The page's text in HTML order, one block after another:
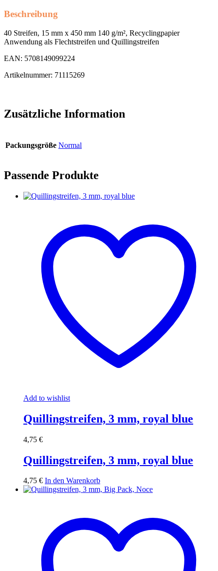
Beschreibung
40 Streifen, 15 mm x 450 mm 140 g/m², Recyclingpapier
Anwendung als Flechtstreifen und Quillingstreifen
EAN: 5708149099224
Artikelnummer: 71115269
Zusätzliche Information
Packungsgröße Normal
Passende Produkte
Add to wishlist
Quillingstreifen, 3 mm, royal blue
4,75 €
Quillingstreifen, 3 mm, royal blue
4,75 € In den Warenkorb